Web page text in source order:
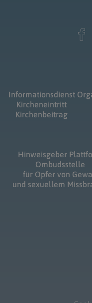
Informationsdienst
Kircheneintritt
Kirchenbeitrag
Hinweisgeber
Ombudsstelle
für Opfer von
und sexuellem